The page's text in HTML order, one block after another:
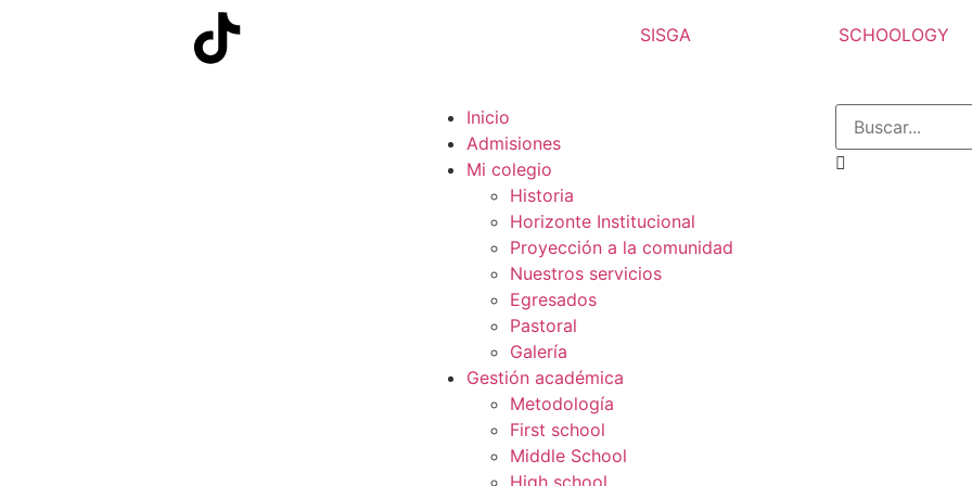
SISGA SCHOOLOGY
Inicio
Admisiones
Mi colegio
Historia
Horizonte Institucional
Proyección a la comunidad
Nuestros servicios
Egresados
Pastoral
Galería
Gestión académica
Metodología
First school
Middle School
High school